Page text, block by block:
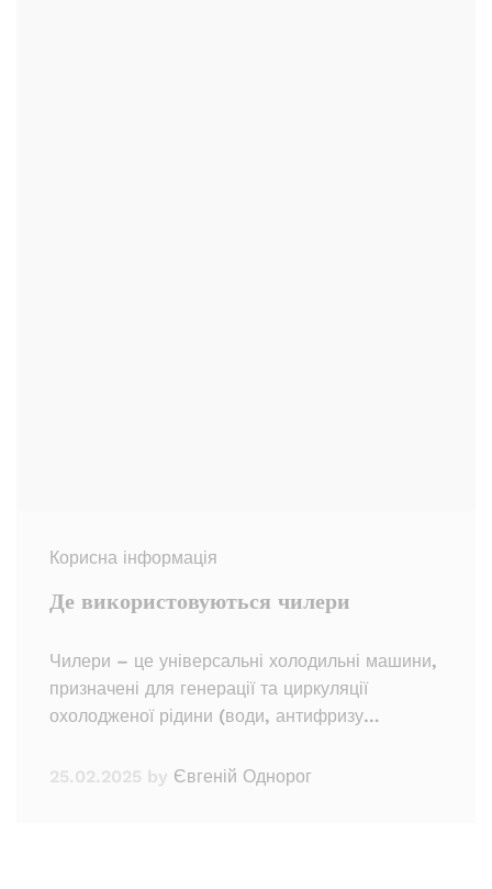
Корисна інформація
Де використовуються чилери
Чилери – це універсальні холодильні машини,
призначені для генерації та циркуляції
охолодженої рідини (води, антифризу…
25.02.2025 by Євгеній Однорог